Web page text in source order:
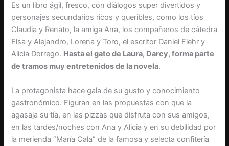
Es un libro ágil, fresco, con diálogos super divertidos y
personajes secundarios ricos y queribles, como los tíos
Claudia y Renato, la amiga Ana, los compañeros de cátedra
Elsa y Alejandro, Lorena y Toro, el escritor Daniel Flehr y
Alicia Dorrego. Hasta el gato de Laura, Darcy, forma parte
de tramos muy entretenidos de la novela.
La protagonista hace gala de su gusto y conocimiento
gastronómico. Figuran en las propuestas con que la
agasaja su tía, en las pizzas que disfruta con sus amigos,
en las tardes/noches con Ana y Alicia y en su debilidad por
la merienda “María Cala” de la famosa y selecta confitería